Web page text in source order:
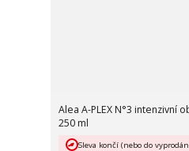
Alea A-PLEX N°3 intenzivní
250 ml
Sleva končí (nebo do